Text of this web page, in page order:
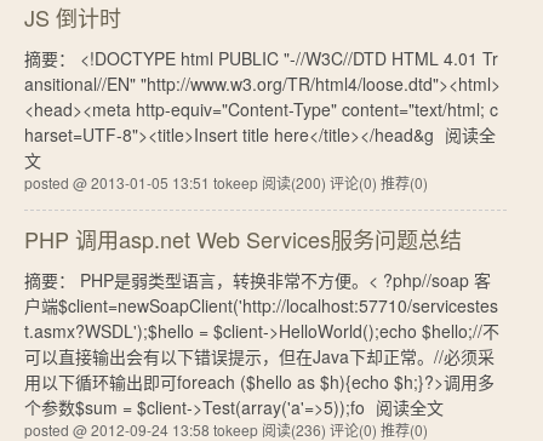
JS 倒计时
摘要： <!DOCTYPE html PUBLIC "-//W3C//DTD HTML 4.01 Tr
ansitional//EN" "http://www.w3.org/TR/html4/loose.dtd"><html>
<head><meta http-equiv="Content-Type" content="text/html; c
harset=UTF-8"><title>Insert title here</title></head&g 阅读全
文
posted @ 2013-01-05 13:51 tokeep 阅读(200) 评论(0) 推荐(0)
PHP 调用asp.net Web Services服务问题总结
摘要： PHP是弱类型语言，转换非常不方便。< ?php//soap 客
户端$client=newSoapClient('http://localhost:57710/servicestes
t.asmx?WSDL');$hello = $client->HelloWorld();echo $hello;//不
可以直接输出会有以下错误提示，但在Java下却正常。//必须采
用以下循环输出即可foreach ($hello as $h){echo $h;}?>调用多
个参数$sum = $client->Test(array('a'=>5));fo 阅读全文
posted @ 2012-09-24 13:58 tokeep 阅读(236) 评论(0) 推荐(0)